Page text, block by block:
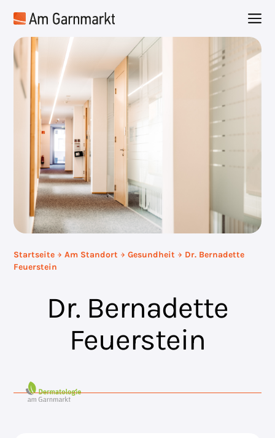
Inhalt
Startseite Am Standort Gesundheit
Dr. Bernadette
Feuerstein
Dr. Bernadette
Feuerstein